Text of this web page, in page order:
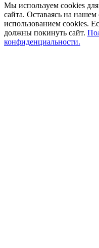
Мы используем cookies
сайта. Оставаясь на нашем
использованием cookies.
должны покинуть сайт.
конфиденциальности.